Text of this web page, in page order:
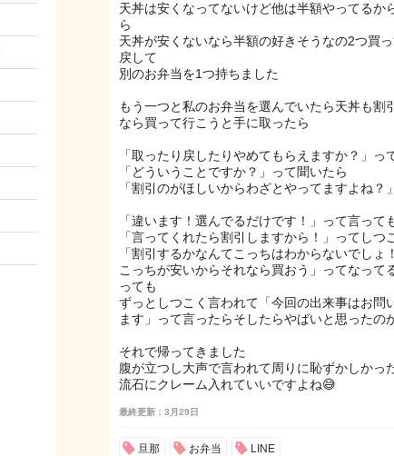
天丼は安くなってないけど他は半額やってるか
ら
天丼が安くないなら半額の好きそうなの2つ買
戻して
別のお弁当を1つ持ちました
もう一つと私のお弁当を選んでいたら天丼も割
なら買って行こうと手に取ったら
「取ったり戻したりやめてもらえますか？」っ
「どういうことですか？」って聞いたら
「割引のがほしいからわざとやってますよね？
「違います！選んでるだけです！」って言って
「言ってくれたら割引しますから！」ってしつ
「割引するかなんてこっちはわからないでしょ！
こっちが安いからそれなら買おう」ってなって
っても
ずっとしつこく言われて「今回の出来事はお問
ます」って言ったらそしたらやばいと思ったの
それで帰ってきました
腹が立つし大声で言われて周りに恥ずかしかっ
流石にクレーム入れていいですよね😅
最終更新：3月29日
旦那 お弁当 LINE